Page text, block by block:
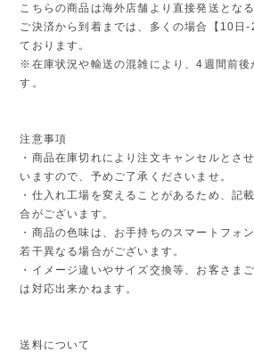
こちらの商品は海外店舗より直接発送となる
ご決済から到着までは、多くの場合【10日
ております。
※在庫状況や輸送の混雑により、4週間前後
す。
注意事項
・商品在庫切れにより注文キャンセルとさ
いますので、予めご了承くださいませ。
・仕入れ工場を変えることがあるため、記
合がございます。
・商品の色味は、お手持ちのスマートフォ
若干異なる場合がございます。
・イメージ違いやサイズ交換等、お客さま
は対応出来かねます。
送料について